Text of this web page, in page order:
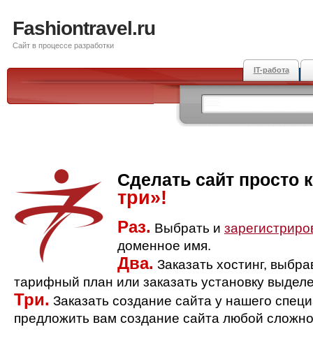
Fashiontravel.ru
Сайт в процессе разработки
IT-работа
Сделать сайт просто
три»!
Раз. Выбрать и
доменное имя.
Два. Заказать хостинг,
тарифный план или заказать установку
Три. Заказать создание сайта у нашего
предложить вам создание сайта любой